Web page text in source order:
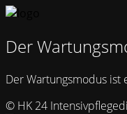
Der
Der Wartungsmodus ist
© HK 24